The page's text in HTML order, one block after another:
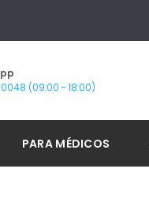
0048 (09:00 - 18:00)
PARA MÉDICOS